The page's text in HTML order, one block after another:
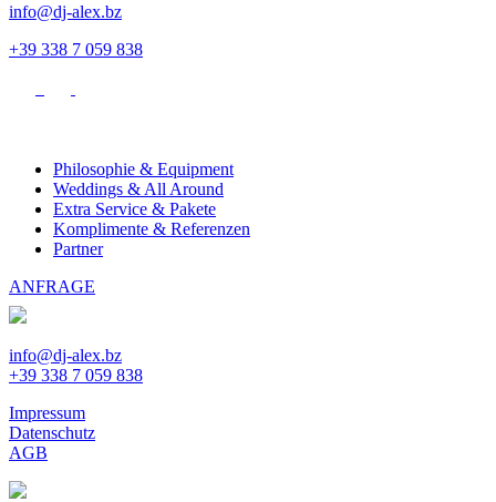
info@dj-alex.bz
+39 338 7 059 838
Philosophie & Equipment
Weddings & All Around
Extra Service & Pakete
Komplimente & Referenzen
Partner
ANFRAGE
info@dj-alex.bz
+39 338 7 059 838
Impressum
Datenschutz
AGB